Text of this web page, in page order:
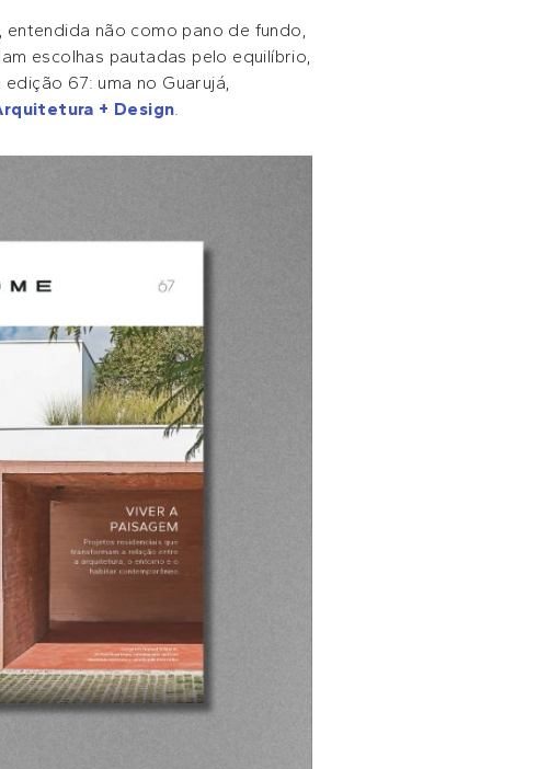
, entendida não como pano de fundo,
escolhas pautadas pelo equilíbrio,
67: uma no Guarujá,
+ Design.